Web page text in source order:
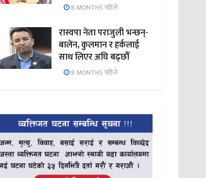
8 MONTHS पहिले
रास्वपा नेता पराजुली भन्छन्-
बालेन, कुलमान र हर्कलाई
साथ लिएर अघि बढ्छौँ
8 MONTHS पहिले